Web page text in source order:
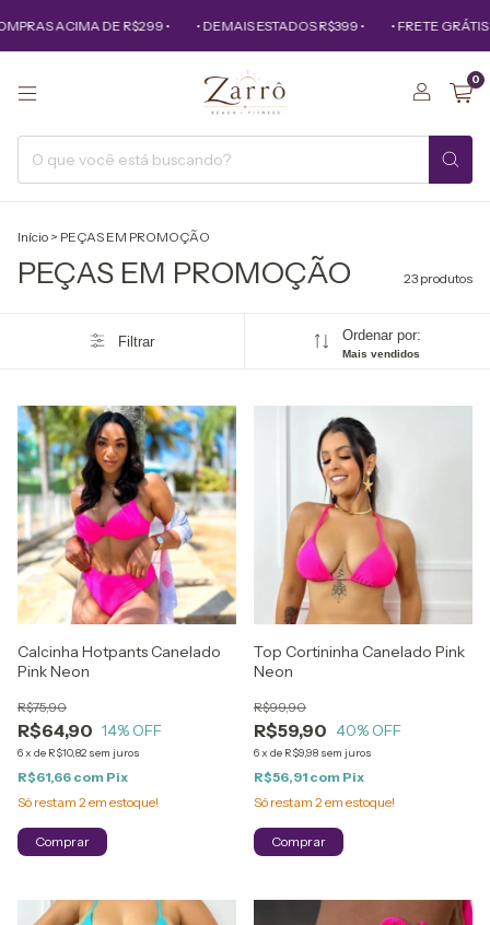
ACIMA DE R$299 • • DEMAIS ESTADOS R$399 • • FRETE GRÁTIS PARA
0
Início > PEÇAS EM PROMOÇÃO
PEÇAS EM PROMOÇÃO 23 produtos
Filtrar Ordenar por:
Mais vendidos
Calcinha Hotpants Canelado
Pink Neon
R$64,90
R$75,90
14% OFF
6x de R$10,82 sem juros
R$61,66 com Pix
Só restam 2em estoque!
Comprar
Top Cortininha Canelado Pink
Neon
R$59,90
R$99,90
40% OFF
6x de R$9,98 sem juros
R$56,91 com Pix
Só restam 2em estoque!
Comprar